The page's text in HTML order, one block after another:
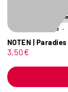
NOTEN | Paradies
3,50€